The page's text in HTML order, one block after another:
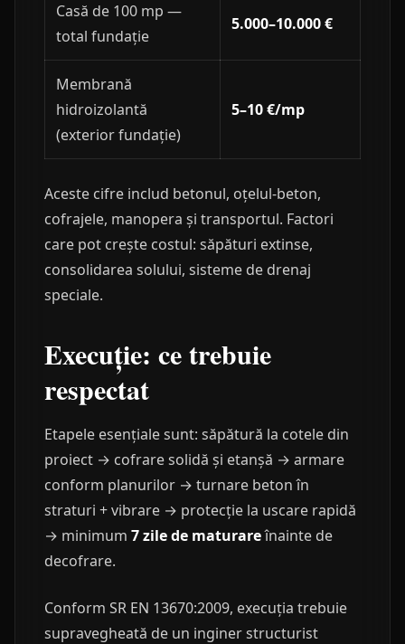
Casă de 100 mp —
total fundație
5.000–10.000 €
Membrană
hidroizolantă
(exterior fundație)
5–10 €/mp
Aceste cifre includ betonul, oțelul-beton,
cofrajele, manopera și transportul. Factori
care pot crește costul: săpături extinse,
consolidarea solului, sisteme de drenaj
speciale.
Execuție: ce trebuie
respectat
Etapele esențiale sunt: săpătură la cotele din
proiect → cofrare solidă și etanșă → armare
conform planurilor → turnare beton în
straturi + vibrare → protecție la uscare rapidă
→ minimum 7 zile de maturareînainte de
decofrare.
Conform SR EN 13670:2009, execuția trebuie
supravegheată de un inginer structurist